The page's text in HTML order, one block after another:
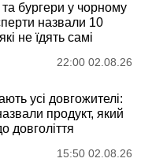
бургери у чорному
назвали 10
не їдять самі
22:00 02.08.26
усі довгожителі:
продукт, який
довголіття
15:50 02.08.26